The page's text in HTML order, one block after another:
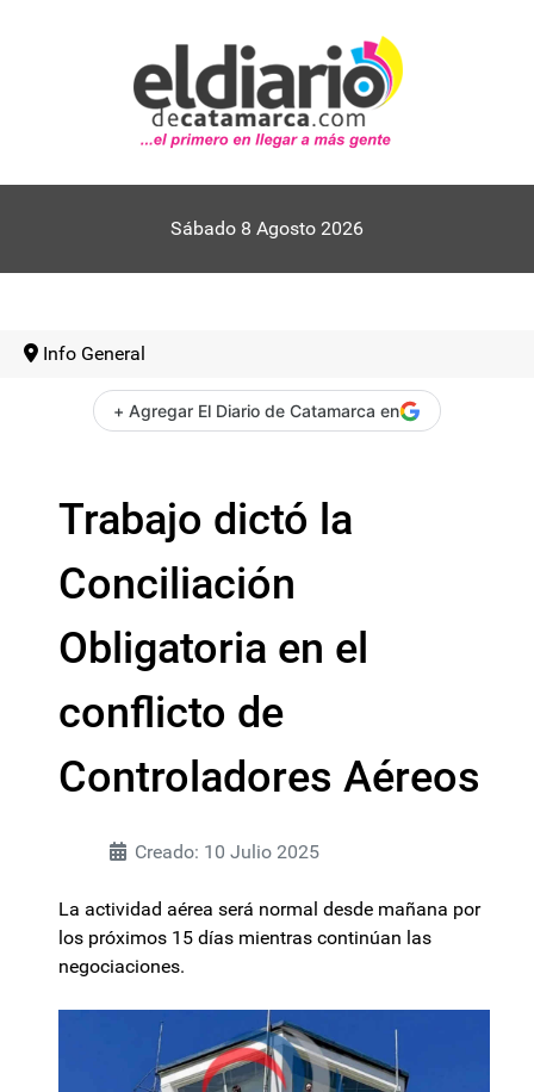
Sábado 8 Agosto 2026
Info General
+ Agregar El Diario de Catamarca en
Trabajo dictó la
Conciliación
Obligatoria en el
conflicto de
Controladores Aéreos
Creado: 10 Julio 2025
La actividad aérea será normal desde mañana por
los próximos 15 días mientras continúan las
negociaciones.